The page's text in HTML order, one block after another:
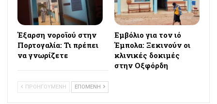
Έξαρση νοροϊού στην
Πορτογαλία: Τι πρέπει
να γνωρίζετε
Εμβόλιο για τον ιό
Έμπολα: Ξεκινούν οι
κλινικές δοκιμές
στην Οξφόρδη
ΠΡΟΗΓΟΥΜΕΝΗ ΕΠΟΜΕΝΗ